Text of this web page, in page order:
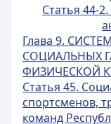
Статья 44-
Глава 9.
СОЦИАЛЬНЫХ
ФИЗИЧЕСКОЙ
Статья 45.
спортсменов,
команд